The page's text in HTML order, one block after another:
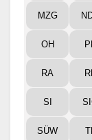
MZG
OH
RA
SI
SÜW